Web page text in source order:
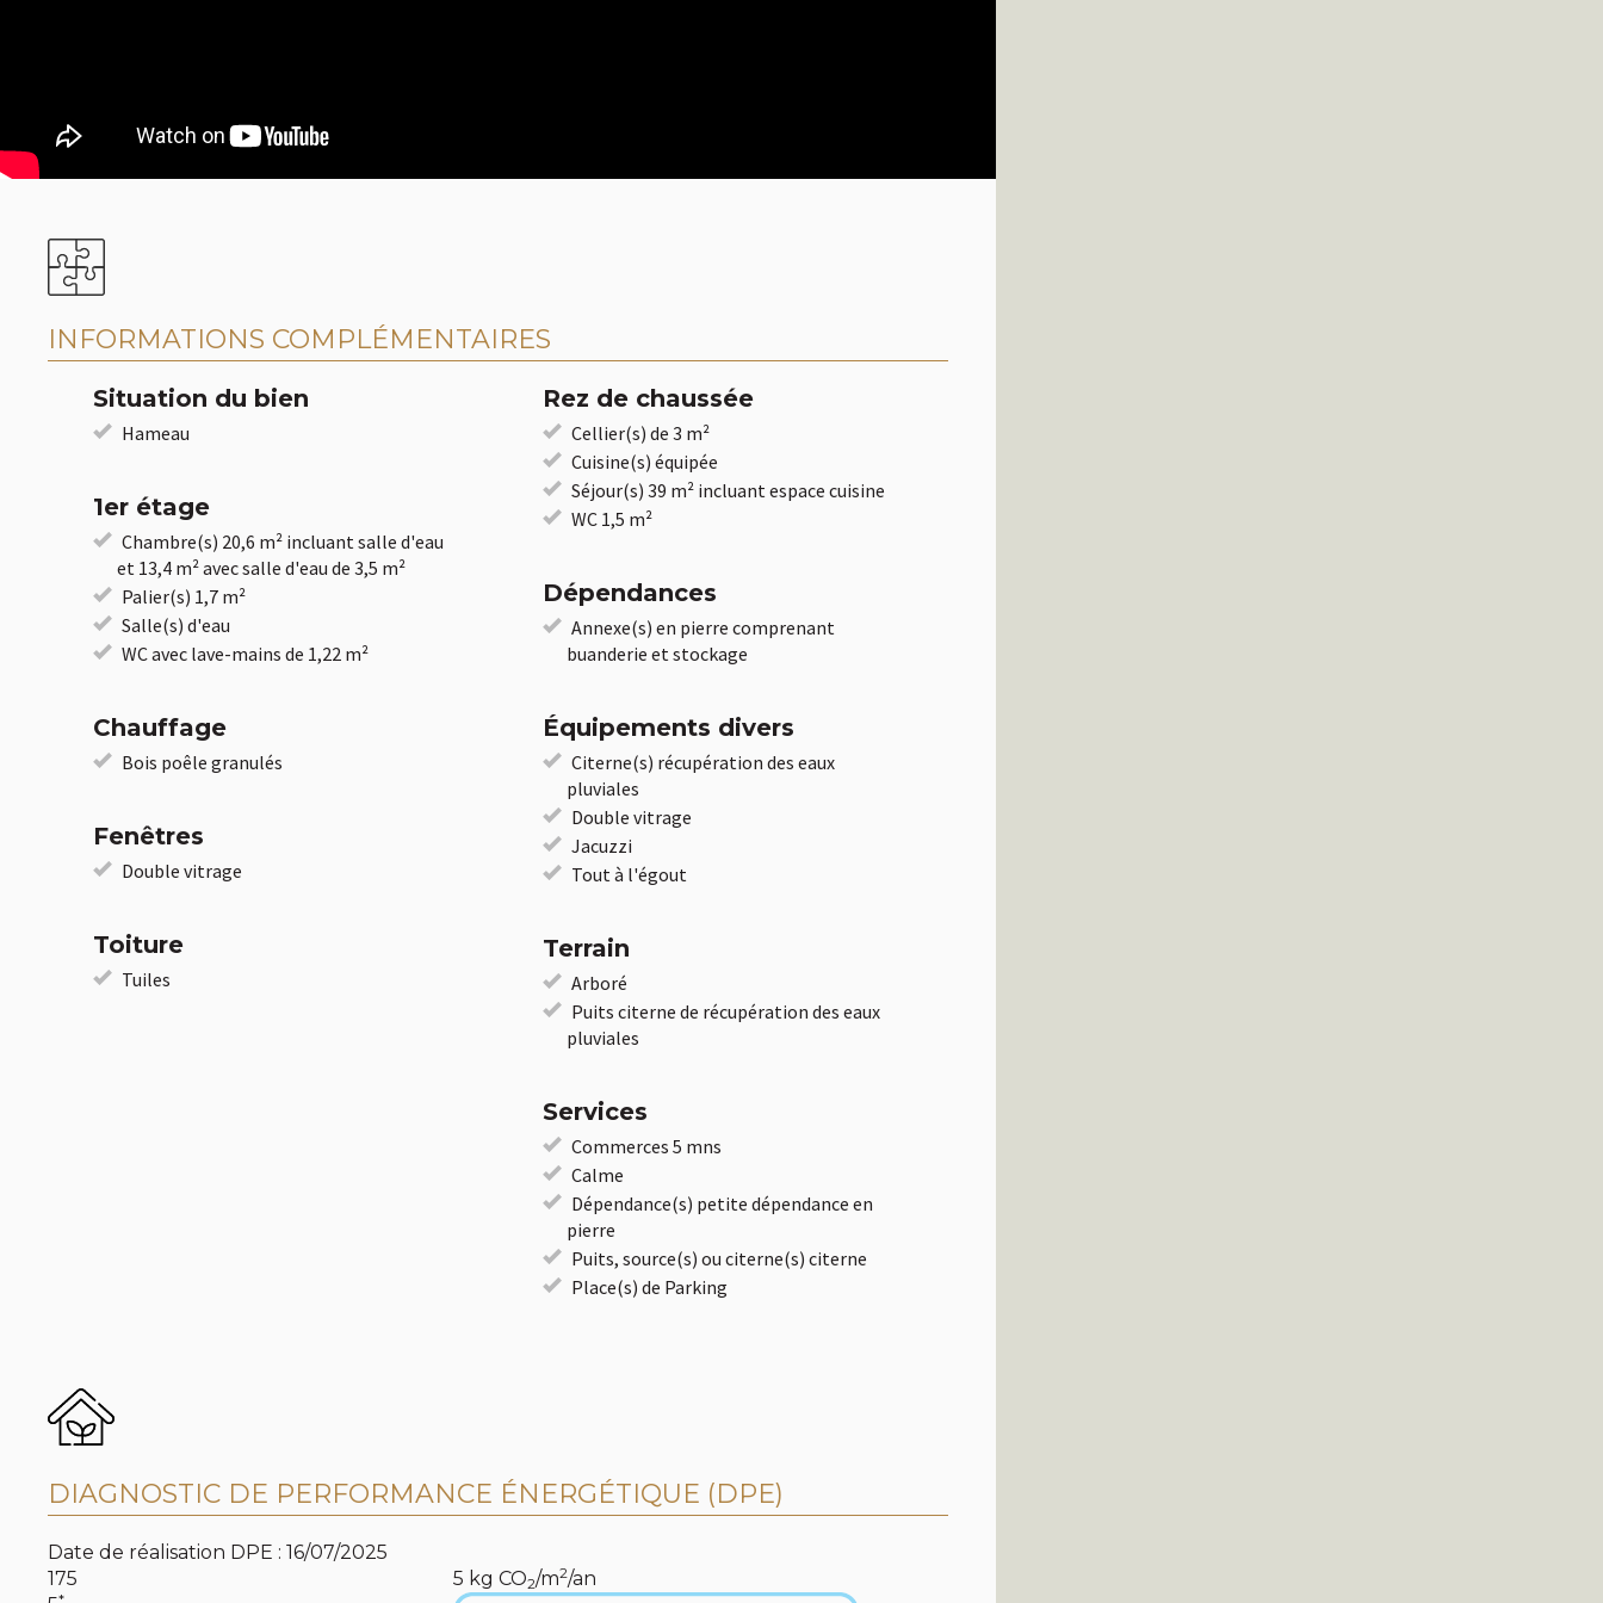
INFORMATIONS COMPLÉMENTAIRES
Situation du bien
Hameau
1er étage
Chambre(s) 20,6 m² incluant salle d'eau
et 13,4 m² avec salle d'eau de 3,5 m²
Palier(s) 1,7 m²
Salle(s) d'eau
WC avec lave-mains de 1,22 m²
Chauffage
Bois poêle granulés
Fenêtres
Double vitrage
Toiture
Tuiles
Rez de chaussée
Cellier(s) de 3 m²
Cuisine(s) équipée
Séjour(s) 39 m² incluant espace cuisine
WC 1,5 m²
Dépendances
Annexe(s) en pierre comprenant
buanderie et stockage
Équipements divers
Citerne(s) récupération des eaux
pluviales
Double vitrage
Jacuzzi
Tout à l'égout
Terrain
Arboré
Puits citerne de récupération des eaux
pluviales
Services
Commerces 5 mns
Calme
Dépendance(s) petite dépendance en
pierre
Puits, source(s) ou citerne(s) citerne
Place(s) de Parking
DIAGNOSTIC DE PERFORMANCE ÉNERGÉTIQUE (DPE)
Date de réalisation DPE : 16/07/2025
175
*
5 kg CO2/m2/an